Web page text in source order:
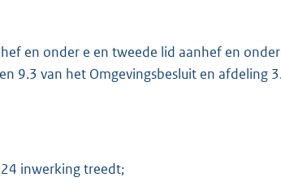
en onder e en tweede lid aanhef en
9.3 van het Omgevingsbesluit en afdeling
inwerking treedt;